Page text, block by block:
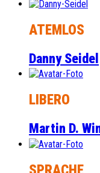
ATEMLOS
Danny Seidel
LIBERO
Martin D.